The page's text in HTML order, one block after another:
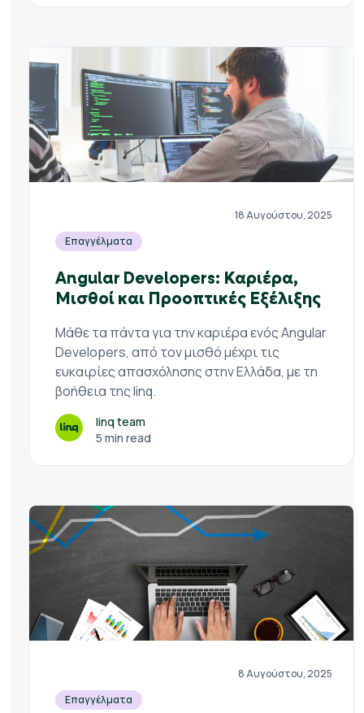
18 Αυγούστου, 2025
Επαγγέλματα
Angular Developers: Καριέρα,
Μισθοί και Προοπτικές Εξέλιξης
Μάθε τα πάντα για την καριέρα ενός Angular
Developers, από τον μισθό μέχρι τις
ευκαιρίες απασχόλησης στην Ελλάδα, με τη
βοήθεια της linq.
linq team
5 min read
8 Αυγούστου, 2025
Επαγγέλματα